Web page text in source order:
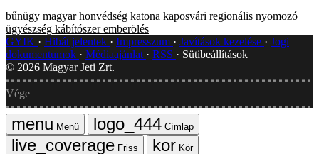
bűnügy magyar honvédség katona kaposvári regionális nyomozó
ügyészség kábítószer emberölés
GYIK
Hibát jelentek Impresszum Javítások kezelése
Jogi
dokumentumok
Médiaajánlat RSS
Sütibeállítások
© 2026 Magyar Jeti Zrt.
Vége
Menü
Címlap
Friss
Kör